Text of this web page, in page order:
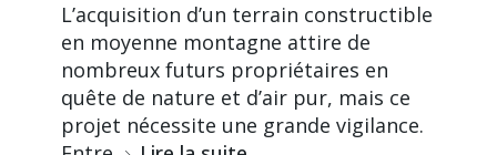
L’acquisition d’un terrain constructible
en moyenne montagne attire de
nombreux futurs propriétaires en
quête de nature et d’air pur, mais ce
projet nécessite une grande vigilance.